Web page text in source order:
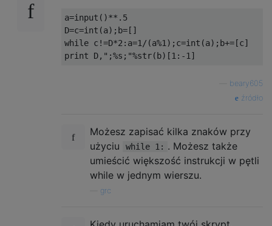
a=input()**.5
D=c=int(a);b=[]
while c!=D*2:a=1/(a%1);c=int(a);b+=[c]
beary605
źródło
Możesz zapisać kilka znaków przy
użyciu
while 1: . Możesz także
umieścić większość instrukcji w pętli
while w jednym wierszu.
grc